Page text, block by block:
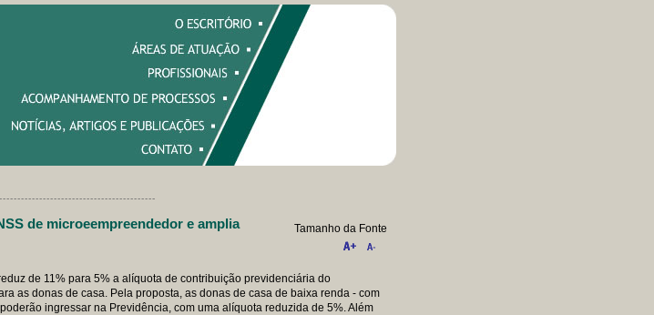
de microeempreendedor e amplia
Tamanho da Fonte
de 11% para 5% a alíquota de contribuição previdenciária do
as donas de casa. Pela proposta, as donas de casa de baixa renda - com
ingressar na Previdência, com uma alíquota reduzida de 5%. Além